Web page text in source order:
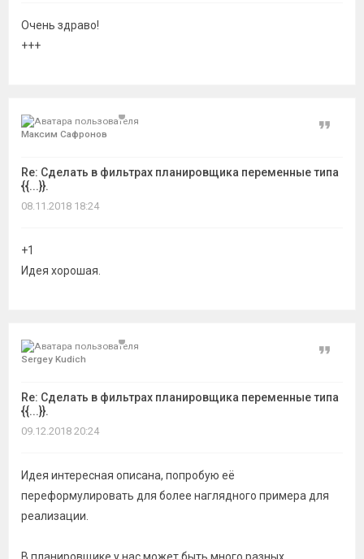
Очень здраво!
+++
Максим Сафронов
Re: Сделать в фильтрах планировщика переменные типа
{{...}}.
Цитата
08.11.2018 18:24
+1
Идея хорошая.
Sergey Kudich
Re: Сделать в фильтрах планировщика переменные типа
{{...}}.
Цитата
09.12.2018 20:24
Идея интересная описана, попробую её
переформулировать для более наглядного примера для
реализации.